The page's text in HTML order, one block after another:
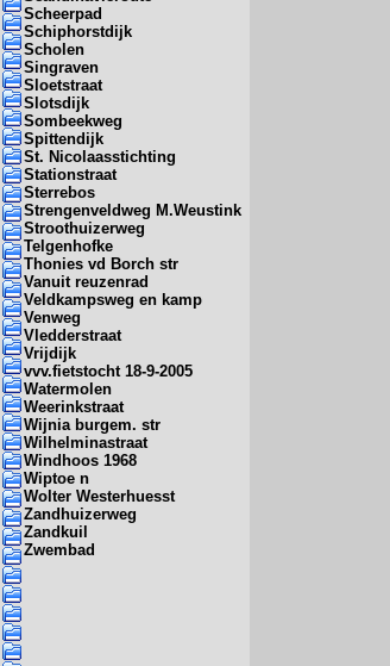
Scheerpad
Schiphorstdijk
Scholen
Singraven
Sloetstraat
Slotsdijk
Sombeekweg
Spittendijk
St. Nicolaasstichting
Stationstraat
Sterrebos
Strengenveldweg M.Weustink
Stroothuizerweg
Telgenhofke
Thonies vd Borch str
Vanuit reuzenrad
Veldkampsweg en kamp
Venweg
Vledderstraat
Vrijdijk
vvv.fietstocht 18-9-2005
Watermolen
Weerinkstraat
Wijnia burgem. str
Wilhelminastraat
Windhoos 1968
Wiptoe n
Wolter Westerhuesst
Zandhuizerweg
Zandkuil
Zwembad